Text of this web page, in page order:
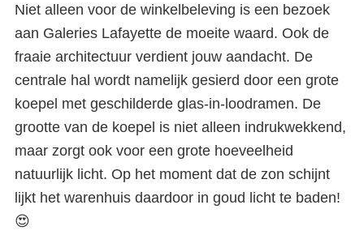
Niet alleen voor de winkelbeleving is een bezoek
aan Galeries Lafayette de moeite waard. Ook de
fraaie architectuur verdient jouw aandacht. De
centrale hal wordt namelijk gesierd door een grote
koepel met geschilderde glas-in-loodramen. De
grootte van de koepel is niet alleen indrukwekkend,
maar zorgt ook voor een grote hoeveelheid
natuurlijk licht. Op het moment dat de zon schijnt
lijkt het warenhuis daardoor in goud licht te baden!
😍